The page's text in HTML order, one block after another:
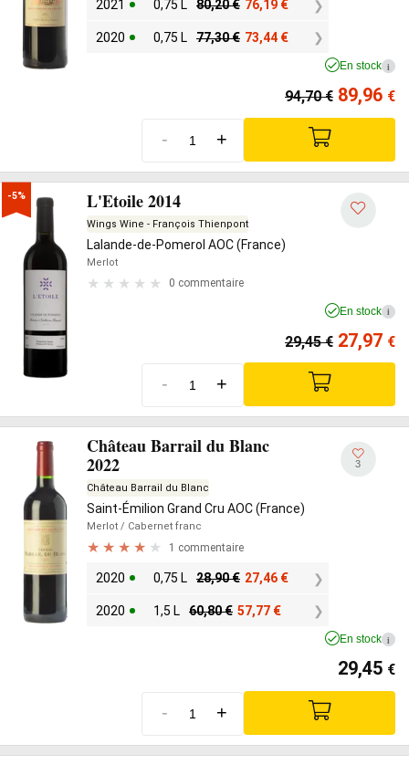
2021 0,75 L 80,20€ 76,19 €
2020 0,75 L 77,30€ 73,44 €
En stock i
94,70€ 89,96 €
- +
-5% L'Etoile 2014
Wings Wine - François Thienpont
Lalande-de-Pomerol AOC (France)
Merlot
0 commentaire
En stock i
29,45€ 27,97 €
- +
Château Barrail du Blanc
2022
Château Barrail du Blanc
Saint-Émilion Grand Cru AOC (France)
Merlot / Cabernet franc
1 commentaire
2020 0,75 L 28,90€ 27,46 €
2020 1,5 L 60,80€ 57,77 €
3
En stock i
29,45 €
- +